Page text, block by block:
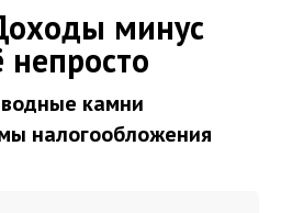
минус
камни
налогообложения